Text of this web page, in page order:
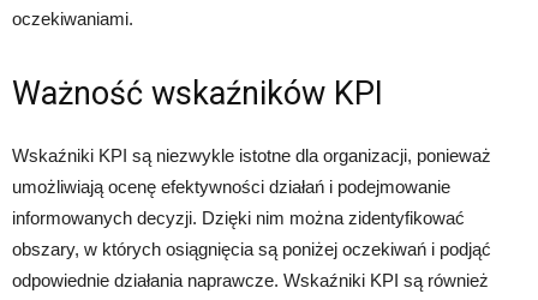
oczekiwaniami.
Ważność wskaźników KPI
Wskaźniki KPI są niezwykle istotne dla organizacji, ponieważ
umożliwiają ocenę efektywności działań i podejmowanie
informowanych decyzji. Dzięki nim można zidentyfikować
obszary, w których osiągnięcia są poniżej oczekiwań i podjąć
odpowiednie działania naprawcze. Wskaźniki KPI są również